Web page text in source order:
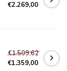
€2.269,00
€1.509,62
€1.359,00